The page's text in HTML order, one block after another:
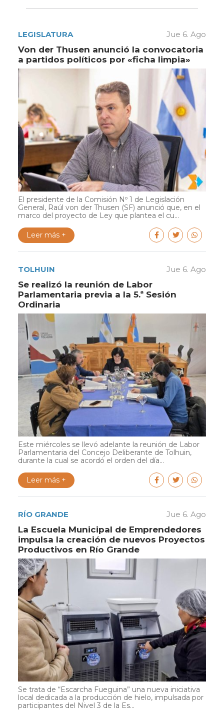
LEGISLATURA Jue 6. Ago
Von der Thusen anunció la convocatoria
a partidos políticos por «ficha limpia»
El presidente de la Comisión Nº 1 de Legislación
General, Raúl von der Thusen (SF) anunció que, en el
marco del proyecto de Ley que plantea el cu...
Leer más +
TOLHUIN Jue 6. Ago
Se realizó la reunión de Labor
Parlamentaria previa a la 5.ª Sesión
Ordinaria
Este miércoles se llevó adelante la reunión de Labor
Parlamentaria del Concejo Deliberante de Tolhuin,
durante la cual se acordó el orden del día...
Leer más +
RÍO GRANDE Jue 6. Ago
La Escuela Municipal de Emprendedores
impulsa la creación de nuevos Proyectos
Productivos en Río Grande
Se trata de “Escarcha Fueguina” una nueva iniciativa
local dedicada a la producción de hielo, impulsada por
participantes del Nivel 3 de la Es...